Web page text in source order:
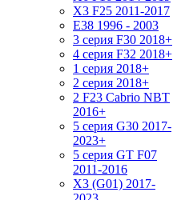
X3 F25 2011-2017
E38 1996 - 2003
3 серия F30 2018+
4 серия F32 2018+
1 серия 2018+
2 серия 2018+
2 F23 Cabrio NBT
2016+
5 серия G30 2017-
2023+
5 серия GT F07
2011-2016
X3 (G01) 2017-